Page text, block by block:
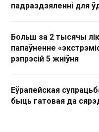
падраздзяленні для
Больш за 2 тысячы
папаўненне
рэпрэсій 5 жніўня
Еўрапейская
быць гатовая да